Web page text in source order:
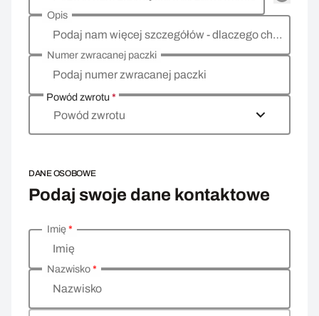
Podaj nam więcej szczegółów - dlaczego chcesz zwrócić towar, co jest powodem?
Opis
Podaj numer zwracanej paczki
Numer zwracanej paczki
Powód zwrotu*
Powód zwrotu
DANE OSOBOWE
Podaj swoje dane kontaktowe
Wprowadź swoje dane osobowe
Imię
Imię*
Nazwisko
Nazwisko*